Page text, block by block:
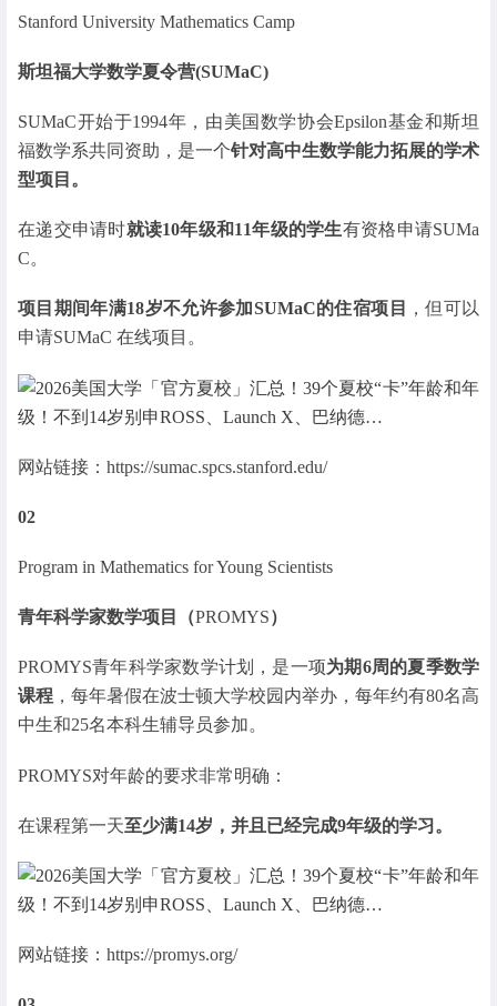
Stanford University Mathematics Camp
斯坦福大学数学夏令营(SUMaC)
SUMaC开始于1994年，由美国数学协会Epsilon基金和斯坦
福数学系共同资助，是一个针对高中生数学能力拓展的学术
型项目。
在递交申请时就读10年级和11年级的学生有资格申请SUMa
C。
项目期间年满18岁不允许参加SUMaC的住宿项目
，但可以
申请SUMaC 在线项目。
网站链接：https://sumac.spcs.stanford.edu/
02
Program in Mathematics for Young Scientists
青年科学家数学项目（PROMYS）
PROMYS青年科学家数学计划，是一项为期6周的夏季数学
课程 ，每年暑假在波士顿大学校园内举办，每年约有80名高
中生和25名本科生辅导员参加。
PROMYS对年龄的要求非常明确：
在课程第一天至少满14岁，并且已经完成9年级的学习。
网站链接：https://promys.org/